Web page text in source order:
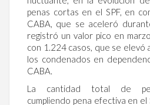
penas cortas en el SPF, en
CABA, que se aceleró
registró un valor pico en
con 1.224 casos, que se elevó
los condenados en
CABA.
La cantidad total de
cumpliendo pena efectiva en el